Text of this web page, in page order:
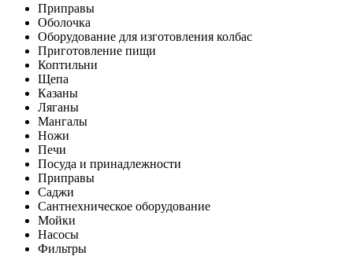
Приправы
Оболочка
Оборудование для изготовления колбас
Приготовление пищи
Коптильни
Щепа
Казаны
Ляганы
Мангалы
Ножи
Печи
Посуда и принадлежности
Приправы
Саджи
Сантнехническое оборудование
Мойки
Насосы
Фильтры